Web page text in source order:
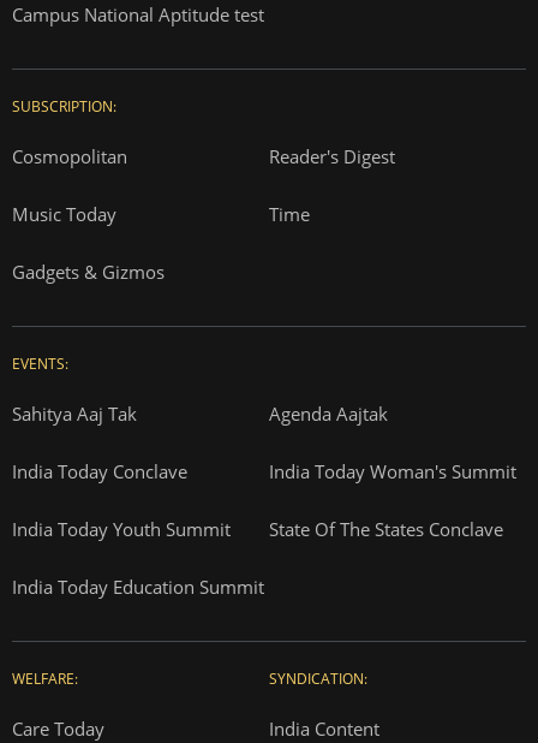
Campus National Aptitude test
SUBSCRIPTION:
Cosmopolitan Reader's Digest
Music Today Time
Gadgets & Gizmos
EVENTS:
Sahitya Aaj Tak Agenda Aajtak
India Today Conclave India Today Woman's Summit
India Today Youth Summit State Of The States Conclave
India Today Education Summit
WELFARE:
Care Today
SYNDICATION:
India Content